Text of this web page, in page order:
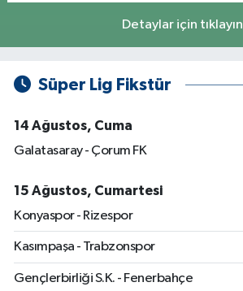
Detaylar için tıklayın
Süper Lig Fikstür
14 Ağustos, Cuma
Galatasaray - Çorum FK
15 Ağustos, Cumartesi
Konyaspor - Rizespor
Kasımpaşa - Trabzonspor
Gençlerbirliği S.K. - Fenerbahçe